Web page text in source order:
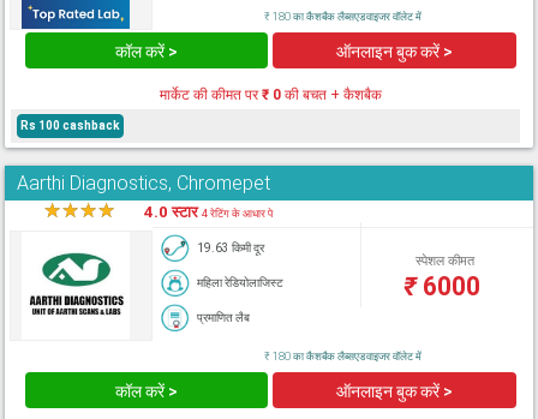
₹ 180 का कैशबैक लैब्सएडवाइजर वॉलेट में
कॉल करें > ऑनलाइन बुक करें >
मार्केट की कीमत पर₹ 0की बचत + कैशबैक
Rs 100 cashback
Aarthi Diagnostics, Chromepet
★★★★ 4.0 स्टार4 रेटिंग के आधार पे
19.63 किमी दूर
महिला रेडियोलाजिस्ट
प्रमाणित लैब
स्पेशल कीमत
₹6000
₹ 180 का कैशबैक लैब्सएडवाइजर वॉलेट में
कॉल करें > ऑनलाइन बुक करें >